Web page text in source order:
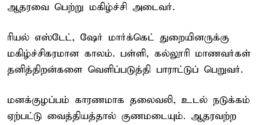
ஆதரவை பெற்று மகிழ்ச்சி அடைவர்.
ரியல் எஸ்டேட், ஷேர் மார்க்கெட் துறையினருக்கு
மகிழ்ச்சிகரமான காலம். பள்ளி, கல்லூரி மாணவர்கள்
தனித்திறன்களை வெளிப்படுத்தி பாராட்டுப் பெறுவர்.
மனக்குழப்பம் காரணமாக தலைவலி, உடல் நடுக்கம்
ஏற்பட்டு வைத்தியத்தால் குணமடையும். ஆதரவற்ற